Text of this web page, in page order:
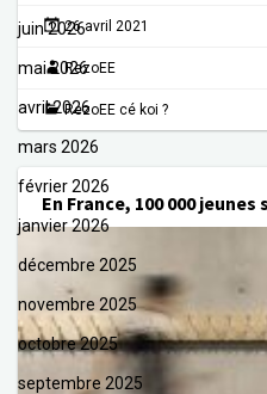
juin 2026
mai 2026
avril 2026
mars 2026
février 2026
janvier 2026
décembre 2025
novembre 2025
octobre 2025
septembre 2025
26 avril 2021
RezoEE
RezoEE cé koi ?
En France, 100 000